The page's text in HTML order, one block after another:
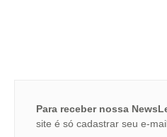
Para receber nossa
site é só cadastrar seu e-